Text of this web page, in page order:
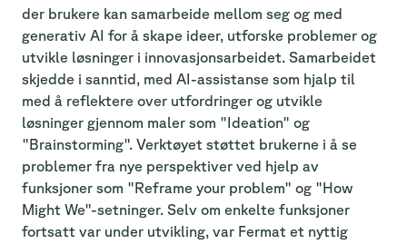
der brukere kan samarbeide mellom seg og med
generativ AI for å skape ideer, utforske problemer og
utvikle løsninger i innovasjonsarbeidet. Samarbeidet
skjedde i sanntid, med AI-assistanse som hjalp til
med å reflektere over utfordringer og utvikle
løsninger gjennom maler som "Ideation" og
"Brainstorming". Verktøyet støttet brukerne i å se
problemer fra nye perspektiver ved hjelp av
funksjoner som "Reframe your problem" og "How
Might We"-setninger. Selv om enkelte funksjoner
fortsatt var under utvikling, var Fermat et nyttig